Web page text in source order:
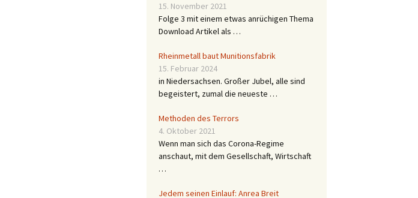
15. November 2021
Folge 3 mit einem etwas anrüchigen Thema
Download Artikel als …
Rheinmetall baut Munitionsfabrik
15. Februar 2024
in Niedersachsen. Großer Jubel, alle sind
begeistert, zumal die neueste …
Methoden des Terrors
4. Oktober 2021
Wenn man sich das Corona-Regime
anschaut, mit dem Gesellschaft, Wirtschaft
…
Jedem seinen Einlauf: Anrea Breit